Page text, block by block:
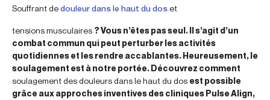
Souffrant dedouleur dans le haut du doset
tensions musculaires ? Vous n’êtes pas seul. Il s’agit d’un
combat commun qui peut perturber les activités
quotidiennes et les rendre accablantes. Heureusement, le
soulagement est à notre portée. Découvrez comment
soulagement des douleurs dans le haut du dos est possible
grâce aux approches inventives des cliniques Pulse Align,